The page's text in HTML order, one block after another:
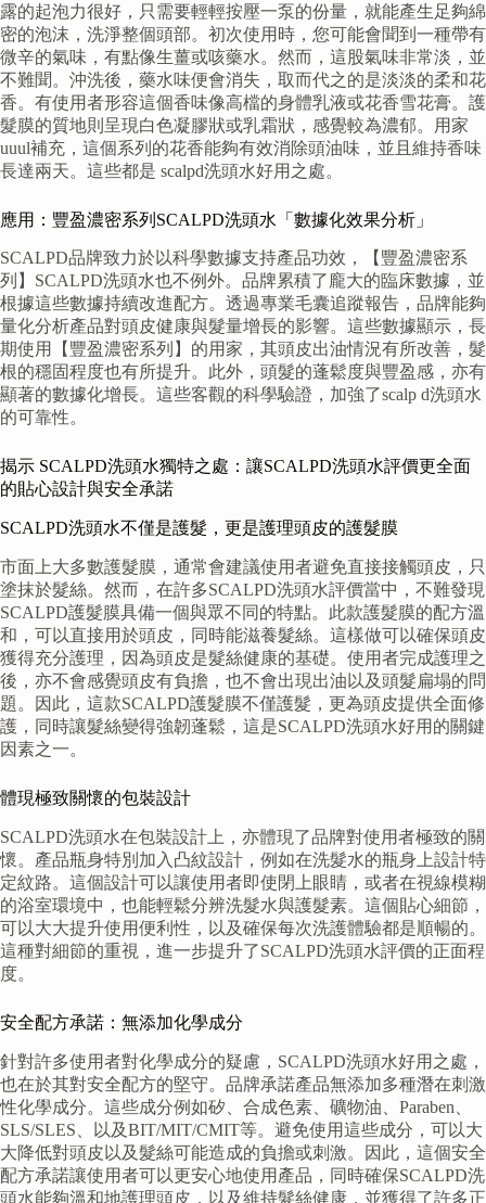
露的起泡力很好，只需要輕輕按壓一泵的份量，就能產生足夠綿
密的泡沫，洗淨整個頭部。初次使用時，您可能會聞到一種帶有
微辛的氣味，有點像生薑或咳藥水。然而，這股氣味非常淡，並
不難聞。沖洗後，藥水味便會消失，取而代之的是淡淡的柔和花
香。有使用者形容這個香味像高檔的身體乳液或花香雪花膏。護
髮膜的質地則呈現白色凝膠狀或乳霜狀，感覺較為濃郁。用家
uuul補充，這個系列的花香能夠有效消除頭油味，並且維持香味
長達兩天。這些都是 scalpd洗頭水好用之處。
應用：豐盈濃密系列SCALPD洗頭水「數據化效果分析」
SCALPD品牌致力於以科學數據支持產品功效，【豐盈濃密系
列】SCALPD洗頭水也不例外。品牌累積了龐大的臨床數據，並
根據這些數據持續改進配方。透過專業毛囊追蹤報告，品牌能夠
量化分析產品對頭皮健康與髮量增長的影響。這些數據顯示，長
期使用【豐盈濃密系列】的用家，其頭皮出油情況有所改善，髮
根的穩固程度也有所提升。此外，頭髮的蓬鬆度與豐盈感，亦有
顯著的數據化增長。這些客觀的科學驗證，加強了scalp d洗頭水
的可靠性。
揭示 SCALPD洗頭水獨特之處：讓SCALPD洗頭水評價更全面
的貼心設計與安全承諾
SCALPD洗頭水不僅是護髮，更是護理頭皮的護髮膜
市面上大多數護髮膜，通常會建議使用者避免直接接觸頭皮，只
塗抹於髮絲。然而，在許多SCALPD洗頭水評價當中，不難發現
SCALPD護髮膜具備一個與眾不同的特點。此款護髮膜的配方溫
和，可以直接用於頭皮，同時能滋養髮絲。這樣做可以確保頭皮
獲得充分護理，因為頭皮是髮絲健康的基礎。使用者完成護理之
後，亦不會感覺頭皮有負擔，也不會出現出油以及頭髮扁塌的問
題。因此，這款SCALPD護髮膜不僅護髮，更為頭皮提供全面修
護，同時讓髮絲變得強韌蓬鬆，這是SCALPD洗頭水好用的關鍵
因素之一。
體現極致關懷的包裝設計
SCALPD洗頭水在包裝設計上，亦體現了品牌對使用者極致的關
懷。產品瓶身特別加入凸紋設計，例如在洗髮水的瓶身上設計特
定紋路。這個設計可以讓使用者即使閉上眼睛，或者在視線模糊
的浴室環境中，也能輕鬆分辨洗髮水與護髮素。這個貼心細節，
可以大大提升使用便利性，以及確保每次洗護體驗都是順暢的。
這種對細節的重視，進一步提升了SCALPD洗頭水評價的正面程
度。
安全配方承諾：無添加化學成分
針對許多使用者對化學成分的疑慮，SCALPD洗頭水好用之處，
也在於其對安全配方的堅守。品牌承諾產品無添加多種潛在刺激
性化學成分。這些成分例如矽、合成色素、礦物油、Paraben、
SLS/SLES、以及BIT/MIT/CMIT等。避免使用這些成分，可以大
大降低對頭皮以及髮絲可能造成的負擔或刺激。因此，這個安全
配方承諾讓使用者可以更安心地使用產品，同時確保SCALPD洗
頭水能夠溫和地護理頭皮，以及維持髮絲健康，並獲得了許多正